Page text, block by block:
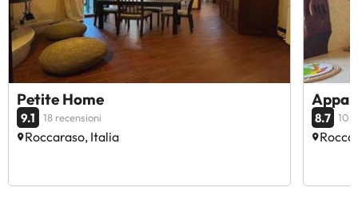
Petite Home
9.1 18 recensioni
Roccaraso, Italia
8.7 10